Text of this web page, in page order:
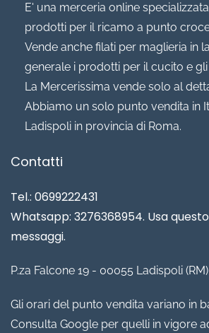
E' una merceria online
prodotti per il ricamo a punto
Vende anche filati per maglieria in
generale i prodotti per il cucito e
La Mercerissima vende solo al
Abbiamo un solo punto vendita in
Ladispoli in provincia di Roma.
Contatti
Tel.: 0699222431
Whatsapp: 3276368954. Usa
messaggi.
P.za Falcone 19 - 00055 Ladispoli (RM)
Gli orari del punto vendita variano in
Consulta Google per quelli in vigore